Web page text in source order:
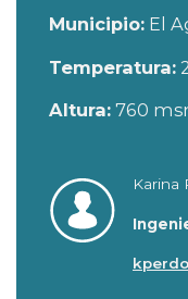
Municipio: El
Temperatura:
Altura: 760
Karina